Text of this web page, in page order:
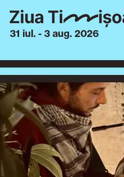
31 iul. - 3 aug. 2026